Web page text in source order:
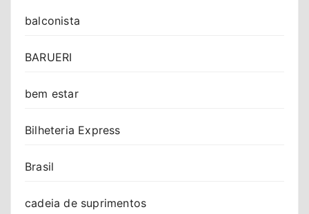
balconista
BARUERI
bem estar
Bilheteria Express
Brasil
cadeia de suprimentos